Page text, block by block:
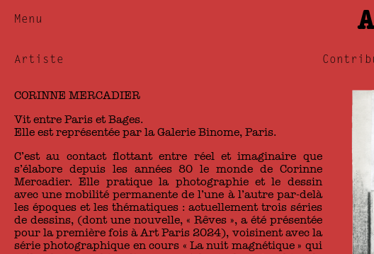
Menu
Artiste
CORINNE MERCADIER
Vit entre Paris et Bages.
Elle est représentée par la Galerie Binome, Paris.
C’est au contact flottant entre réel et imaginaire que
s’élabore depuis les années 80 le monde de Corinne
Mercadier. Elle pratique la photographie et le dessin
avec une mobilité permanente de l’une à l’autre par-delà
les époques et les thématiques : actuellement trois séries
de dessins, (dont une nouvelle, « Rêves », a été présentée
pour la première fois à Art Paris 2024), voisinent avec la
série photographique en cours « La nuit magnétique » qui